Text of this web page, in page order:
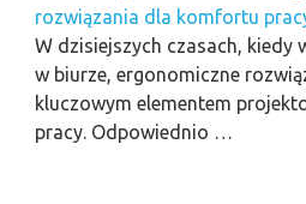
rozwiązania dla komfortu
W dzisiejszych czasach, kiedy
w biurze, ergonomiczne
kluczowym elementem
pracy. Odpowiednio …